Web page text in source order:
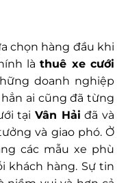
chọn hàng đầu khi
làthuê xe cưới
doanh nghiệp
ai cũng đã từng
tạiVân Hải đã và
và giao phó. Ở
các mẫu xe phù
khách hàng. Sự tin